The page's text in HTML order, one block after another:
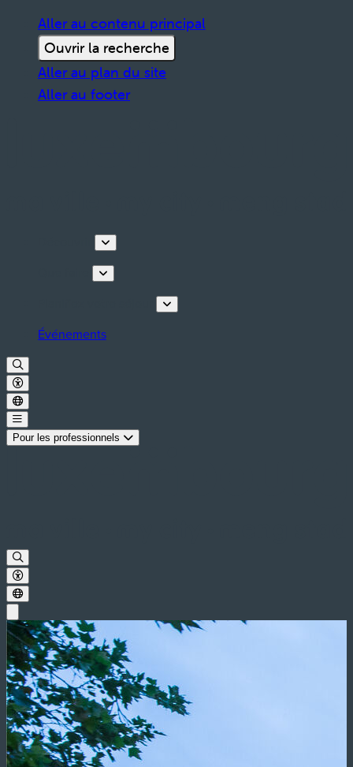
Aller au contenu principal
Ouvrir la recherche
Aller au plan du site
Aller au footer
Événements
Pour les professionnels